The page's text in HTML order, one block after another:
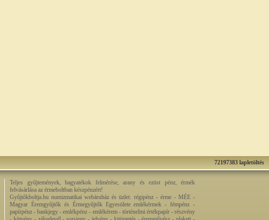
72197383 lapletöltés
Teljes gyűjtemények, hagyatékok felmérése, arany és ezüst pénz, érmék
felvásárlása az érmeboltban készpénzért!
Gyűjtőkboltja.hu numizmatikai webáruház és üzlet: régipénz - érme - MÉE -
Magyar Éremgyűjtők és Érmegyűjtők Egyesülete emlékérmek - fémpénz -
papírpénz - bankjegy - emlékpénz - emlékérem - történelmi értékpapír - részvény